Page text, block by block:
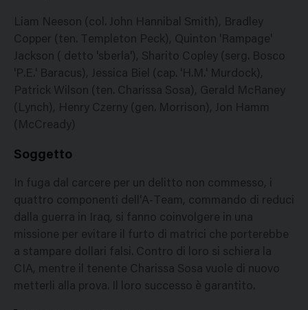
Liam Neeson (col. John Hannibal Smith), Bradley
Copper (ten. Templeton Peck), Quinton 'Rampage'
Jackson ( detto 'sberla'), Sharito Copley (serg. Bosco
'P.E.' Baracus), Jessica Biel (cap. 'H.M.' Murdock),
Patrick Wilson (ten. Charissa Sosa), Gerald McRaney
(Lynch), Henry Czerny (gen. Morrison), Jon Hamm
(McCready)
Soggetto
In fuga dal carcere per un delitto non commesso, i
quattro componenti dell'A-Team, commando di reduci
dalla guerra in Iraq, si fanno coinvolgere in una
missione per evitare il furto di matrici che porterebbe
a stampare dollari falsi. Contro di loro si schiera la
CIA, mentre il tenente Charissa Sosa vuole di nuovo
metterli alla prova. Il loro successo è garantito.